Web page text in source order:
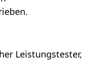
Leistungstester,